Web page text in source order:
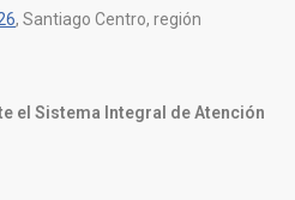
, Santiago Centro, región
el Sistema Integral de Atención